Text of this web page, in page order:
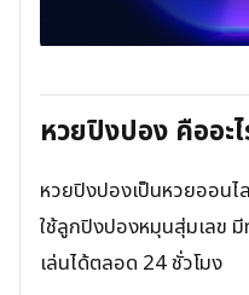
หวยปิงปอง คืออะ
หวยปิงปองเป็นหวยออน
ใช้ลูกปิงปองหมุนสุ่มเลข
เล่นได้ตลอด 24 ชั่วโมง